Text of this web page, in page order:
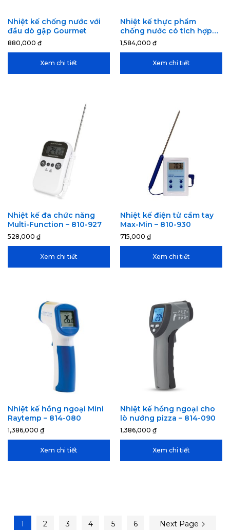
Nhiệt kế chống nước với
đầu dò gập Gourmet
880,000 ₫
Xem chi tiết
Nhiệt kế thực phẩm
chống nước có tích hợp
nam châm – Sizzle
1,584,000 ₫
Xem chi tiết
Nhiệt kế đa chức năng
Multi-Function – 810-927
528,000 ₫
Xem chi tiết
Nhiệt kế điện tử cầm tay
Max-Min – 810-930
715,000 ₫
Xem chi tiết
Nhiệt kế hồng ngoại Mini
Raytemp – 814-080
1,386,000 ₫
Xem chi tiết
Nhiệt kế hồng ngoại cho
lò nướng pizza – 814-090
1,386,000 ₫
Xem chi tiết
1 2 3 4 5 6 Next Page